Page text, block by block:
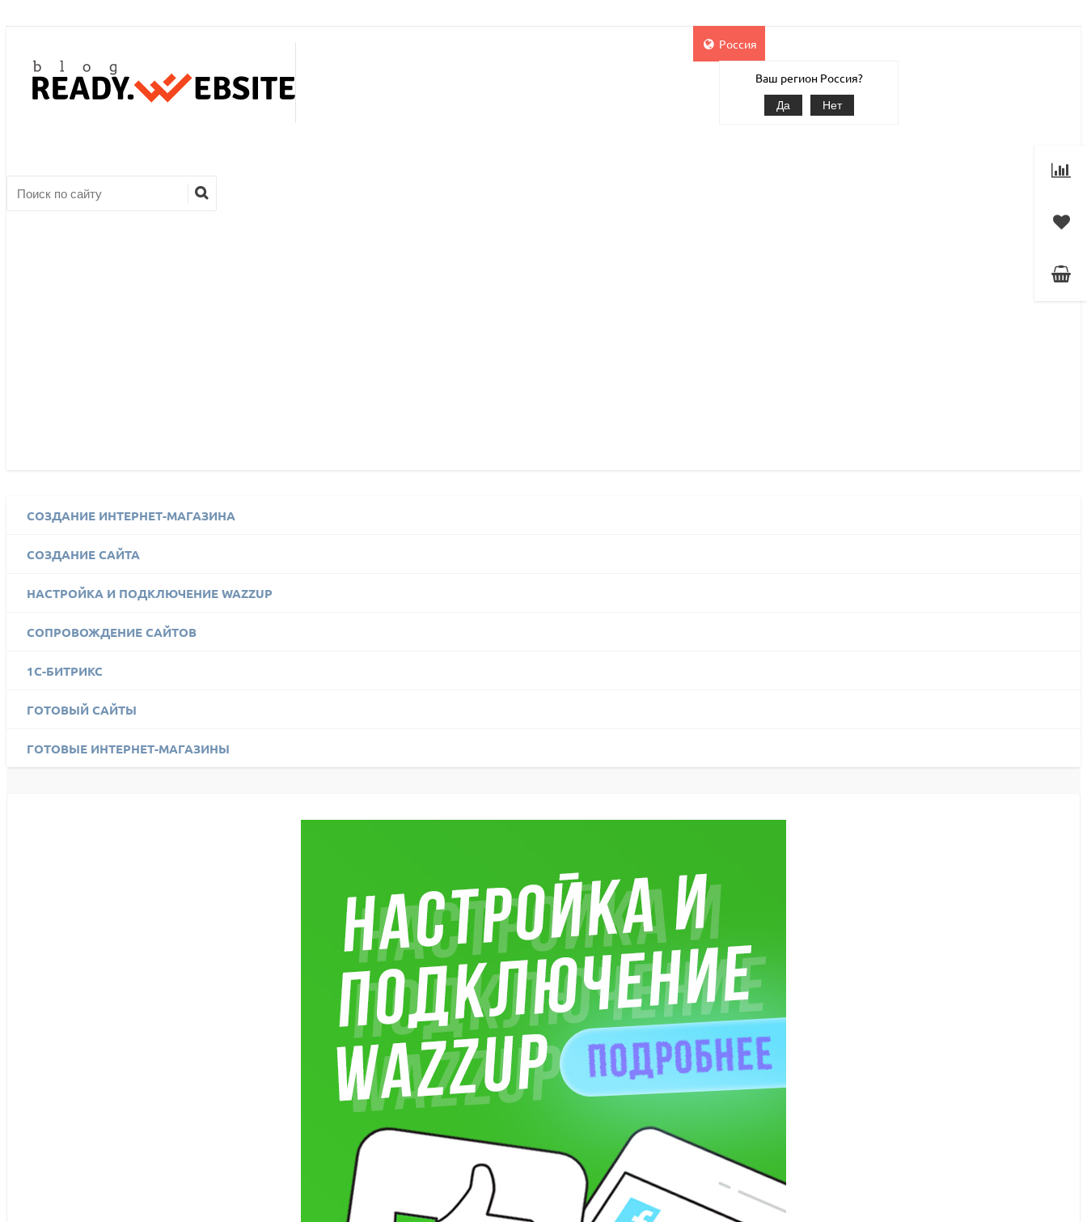
Россия
Ваш регион Россия?
Да Нет
СОЗДАНИЕ ИНТЕРНЕТ-МАГАЗИНА
СОЗДАНИЕ САЙТА
НАСТРОЙКА И ПОДКЛЮЧЕНИЕ WAZZUP
СОПРОВОЖДЕНИЕ САЙТОВ
1C-БИТРИКС
ГОТОВЫЙ САЙТЫ
ГОТОВЫЕ ИНТЕРНЕТ-МАГАЗИНЫ